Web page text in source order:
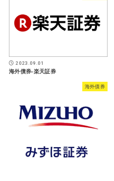
2023.09.01
海外債券-楽天証券
海外債券